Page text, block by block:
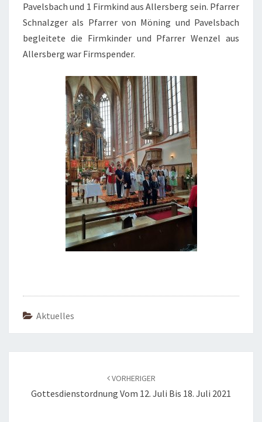
Pavelsbach und 1 Firmkind aus Allersberg sein. Pfarrer
Schnalzger als Pfarrer von Möning und Pavelsbach
begleitete die Firmkinder und Pfarrer Wenzel aus
Allersberg war Firmspender.
Aktuelles
VORHERIGER
Gottesdienstordnung Vom 12. Juli Bis 18. Juli 2021